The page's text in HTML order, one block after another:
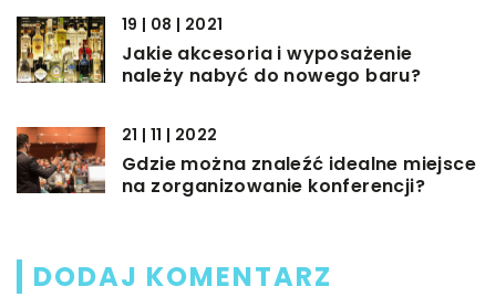
19 | 08 | 2021
Jakie akcesoria i wyposażenie
należy nabyć do nowego baru?
21 | 11 | 2022
Gdzie można znaleźć idealne miejsce
na zorganizowanie konferencji?
DODAJ KOMENTARZ